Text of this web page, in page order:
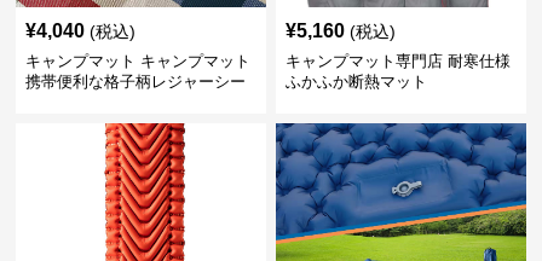
¥4,040 (税込)
キャンプマット キャンプマット
携帯便利な格子柄レジャーシー
¥5,160 (税込)
キャンプマット専門店 耐寒仕様
ふかふか断熱マット